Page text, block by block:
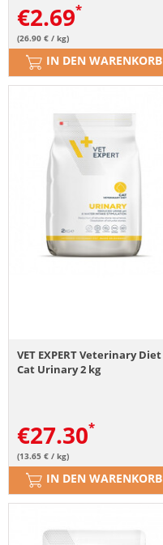
€2.69
(26.90 € / kg)
IN DEN WARENKORB
VET EXPERT Veterinary Diet
Cat Urinary 2 kg
€27.30
(13.65 € / kg)
IN DEN WARENKORB